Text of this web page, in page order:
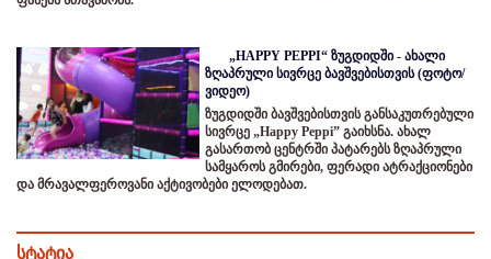
„HAPPY PEPPI“ ზუგდიდში - ახალი
ზღაპრული სივრცე ბავშვებისთვის (ფოტო/
ვიდეო)
ზუგდიდში ბავშვებისთვის განსაკუთრებული
სივრცე „Happy Peppi” გაიხსნა. ახალ
გასართობ ცენტრში პატარებს ზღაპრული
სამყაროს გმირები, ფერადი ატრაქციონები
და მრავალფეროვანი აქტივობები ელოდებათ.
სტატია